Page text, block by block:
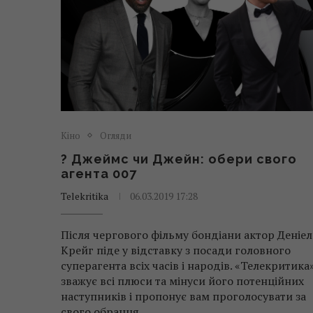
Кіно Огляди
? Джеймс чи Джейн: обери свого
агента 007
Telekritika 06.03.2019 17:28
Після чергового фільму бондіани актор Деніел
Крейг піде у відставку з посади головного
суперагента всіх часів і народів.
зважує всі плюси та мінуси його потенційних
наступників і пропонує вам проголосувати за